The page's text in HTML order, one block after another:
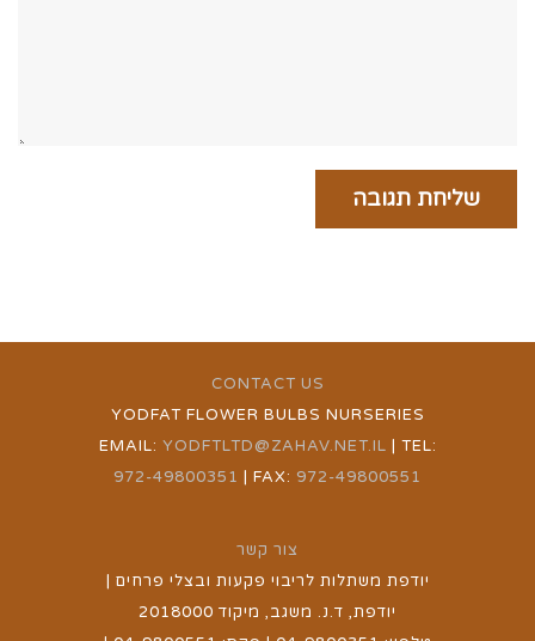
CONTACT US
YODFAT FLOWER BULBS NURSERIES
EMAIL: YODFTLTD@ZAHAV.NET.IL | TEL:
972-49800351 | FAX: 972-49800551
צור קשר
יודפת משתלות לריבוי פקעות ובצלי פרחים |
יודפת, ד.נ. משגב, מיקוד 2018000